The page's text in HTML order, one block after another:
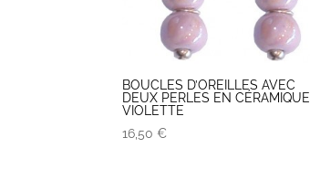
BOUCLES D’OREILLES AVEC
DEUX PERLES EN CÉRAMIQUE
VIOLETTE
16,50€